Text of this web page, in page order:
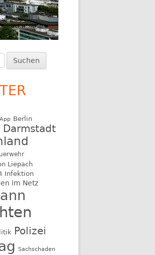
App Berlin
Darmstadt
Liepach
Infektion
im Netz
Polizei
Sachschaden